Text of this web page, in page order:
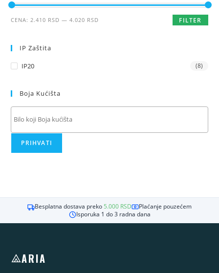
Minimalna
Maksimalna
FILTER
CENA:2.410 RSD —4.020 RSD
IP Zaštita
IP20 (8)
Boja Kućišta
PRIHVATI
Besplatna dostava preko 5.000 RSD
Plaćanje pouzećem
Isporuka 1 do 3 radna dana
ARIA